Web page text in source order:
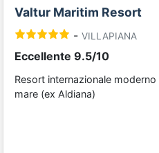
Valtur Maritim Resort
- VILLAPIANA
Eccellente 9.5/10
Resort internazionale
mare (ex Aldiana)